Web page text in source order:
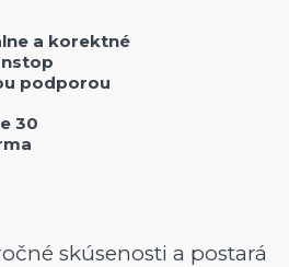
a korektné
podporou
30
skúsenosti a postará